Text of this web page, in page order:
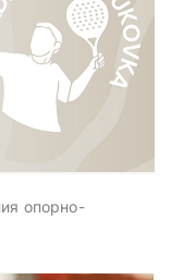
опорно-